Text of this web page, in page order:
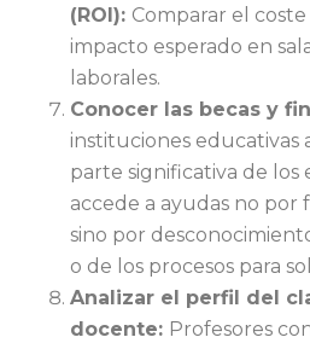
(ROI): Comparar el
impacto esperado en
laborales.
Conocer las becas y
instituciones
parte significativa de los
accede a ayudas no por
sino por
o de los procesos para
Analizar el perfil del
docente: Profesores